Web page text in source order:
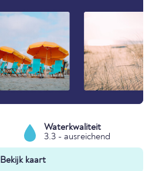
Waterkwaliteit
3.3 - ausreichend
Bekijk kaart